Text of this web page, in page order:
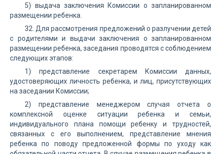
5) выдача заключения Комиссии о запланированном
размещении ребенка.
32. Для рассмотрения предложений о разлучении детей
с родителями и выдачи заключения о запланированном
размещении ребенка, заседания проводятся с соблюдением
следующих этапов:
1) представление секретарем Комиссии данных,
удостоверяющих личность ребенка, и лиц, присутствующих
на заседании Комиссии;
2) представление менеджером случая отчета о
комплексной оценке ситуации ребенка и семьи,
индивидуального плана помощи ребенку и трудностей,
связанных с его выполнением, представление мнения
ребенка по поводу предложенной формы по уходу как